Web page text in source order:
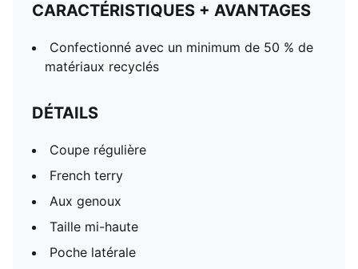
CARACTÉRISTIQUES + AVANTAGES
Confectionné avec un minimum de 50 % de
matériaux recyclés
DÉTAILS
Coupe régulière
French terry
Aux genoux
Taille mi-haute
Poche latérale